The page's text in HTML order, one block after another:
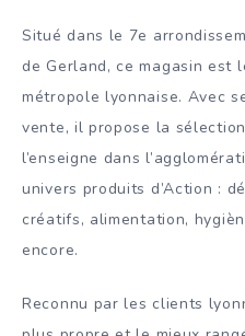
Situé dans le 7e
de Gerland, ce magasin est
métropole lyonnaise. Avec
vente, il propose la
l’enseigne dans
univers produits d’Action :
créatifs, alimentation,
encore.
Reconnu par les clients